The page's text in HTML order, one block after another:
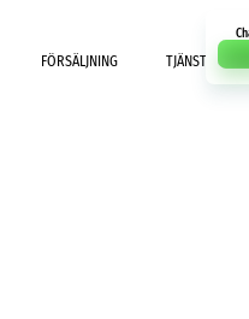
FÖRSÄLJNING TJÄNSTER